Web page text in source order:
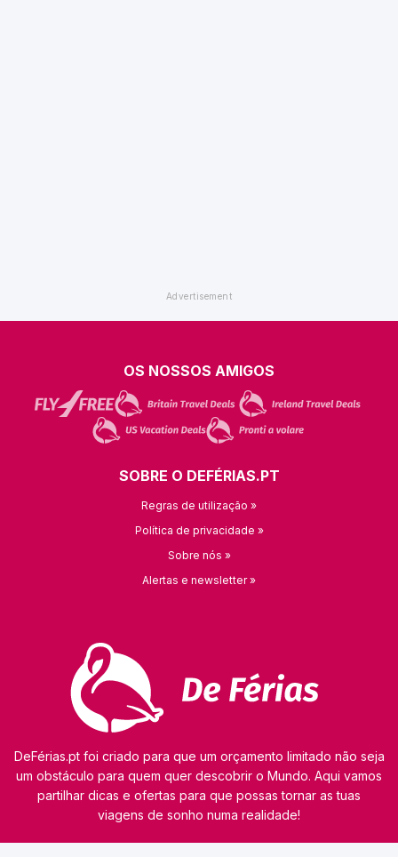
DeFérias.pt foi criado para que um orçamento limitado não seja
um obstáculo para quem quer descobrir o Mundo. Aqui vamos
partilhar dicas e ofertas para que possas tornar as tuas
viagens de sonho numa realidade!
© 2026 kamaviNET sp. z o.o.
OS NOSSOS AMIGOS
SOBRE O DEFÉRIAS.PT
Regras de utilização »
Política de privacidade »
Sobre nós »
Alertas e newsletter »